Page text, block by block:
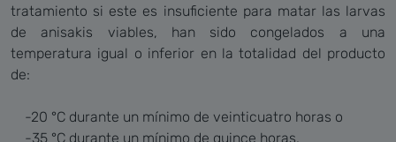
tratamiento si este es insuficiente para matar las larvas
de anisakis viables, han sido congelados a una
temperatura igual o inferior en la totalidad del producto
de:
-20 °C durante un mínimo de veinticuatro horas o
-35 °C durante un mínimo de quince horas.